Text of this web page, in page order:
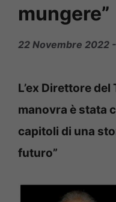
mungere”
22 Novembre 2022
L’ex Direttore del
manovra è stata
capitoli di una
futuro”